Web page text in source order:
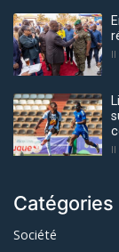
Il
Il
Catégories
Société